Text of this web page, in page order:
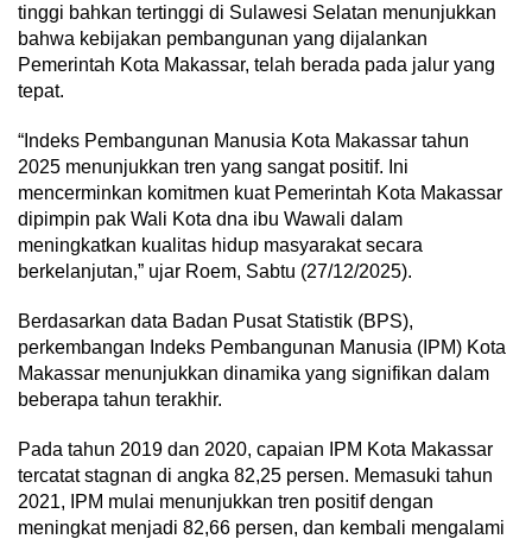
tinggi bahkan tertinggi di Sulawesi Selatan menunjukkan
bahwa kebijakan pembangunan yang dijalankan
Pemerintah Kota Makassar, telah berada pada jalur yang
tepat.
“Indeks Pembangunan Manusia Kota Makassar tahun
2025 menunjukkan tren yang sangat positif. Ini
mencerminkan komitmen kuat Pemerintah Kota Makassar
dipimpin pak Wali Kota dna ibu Wawali dalam
meningkatkan kualitas hidup masyarakat secara
berkelanjutan,” ujar Roem, Sabtu (27/12/2025).
Berdasarkan data Badan Pusat Statistik (BPS),
perkembangan Indeks Pembangunan Manusia (IPM) Kota
Makassar menunjukkan dinamika yang signifikan dalam
beberapa tahun terakhir.
Pada tahun 2019 dan 2020, capaian IPM Kota Makassar
tercatat stagnan di angka 82,25 persen. Memasuki tahun
2021, IPM mulai menunjukkan tren positif dengan
meningkat menjadi 82,66 persen, dan kembali mengalami